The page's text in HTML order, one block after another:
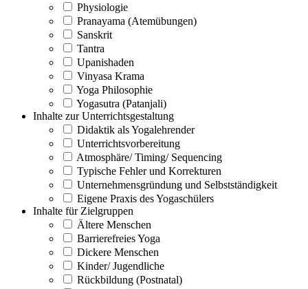
Physiologie
Pranayama (Atemübungen)
Sanskrit
Tantra
Upanishaden
Vinyasa Krama
Yoga Philosophie
Yogasutra (Patanjali)
Inhalte zur Unterrichtsgestaltung
Didaktik als Yogalehrender
Unterrichtsvorbereitung
Atmosphäre/ Timing/ Sequencing
Typische Fehler und Korrekturen
Unternehmensgründung und Selbstständigkeit
Eigene Praxis des Yogaschülers
Inhalte für Zielgruppen
Ältere Menschen
Barrierefreies Yoga
Dickere Menschen
Kinder/ Jugendliche
Rückbildung (Postnatal)